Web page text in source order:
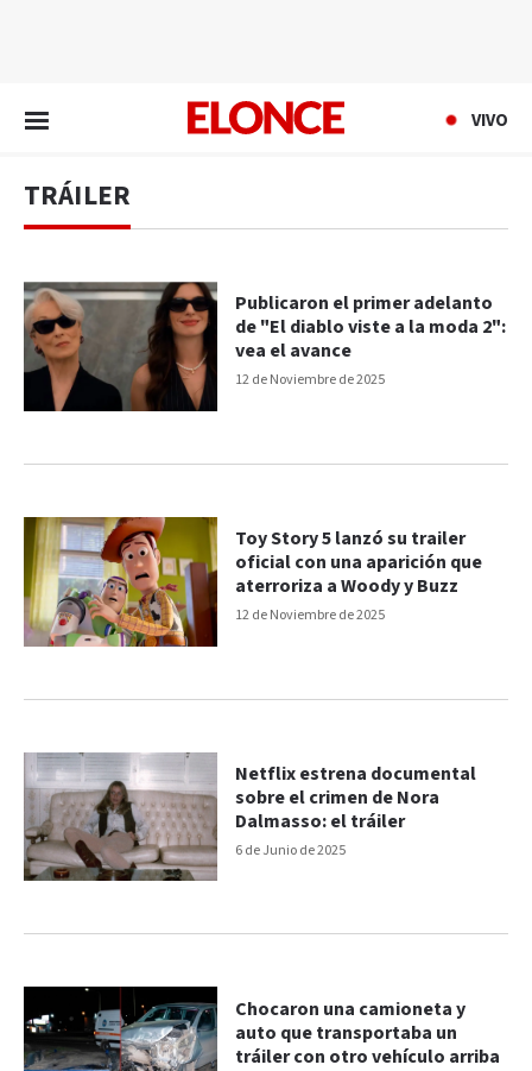
VIVO
TRÁILER
12 de Noviembre de 2025
Publicaron el primer adelanto
de "El diablo viste a la moda 2":
vea el avance
12 de Noviembre de 2025
Toy Story 5 lanzó su trailer
oficial con una aparición que
aterroriza a Woody y Buzz
6 de Junio de 2025
Netflix estrena documental
sobre el crimen de Nora
Dalmasso: el tráiler
Chocaron una camioneta y
auto que transportaba un
tráiler con otro vehículo arriba